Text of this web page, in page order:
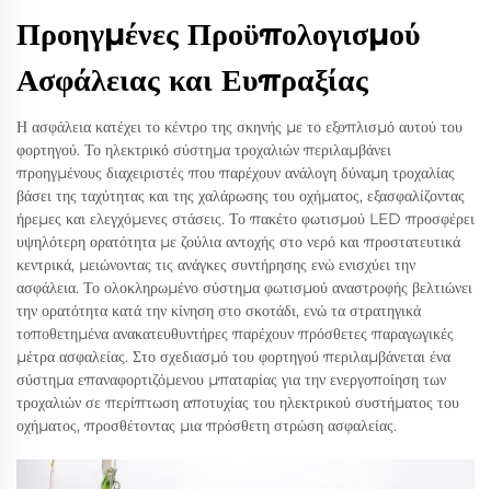
Προηγμένες Προϋπολογισμού
Ασφάλειας και Ευπραξίας
Η ασφάλεια κατέχει το κέντρο της σκηνής με το εξοπλισμό αυτού του
φορτηγού. Το ηλεκτρικό σύστημα τροχαλιών περιλαμβάνει
προηγμένους διαχειριστές που παρέχουν ανάλογη δύναμη τροχαλίας
βάσει της ταχύτητας και της χαλάρωσης του οχήματος, εξασφαλίζοντας
ήρεμες και ελεγχόμενες στάσεις. Το πακέτο φωτισμού LED προσφέρει
υψηλότερη ορατότητα με ζούλια αντοχής στο νερό και προστατευτικά
κεντρικά, μειώνοντας τις ανάγκες συντήρησης ενώ ενισχύει την
ασφάλεια. Το ολοκληρωμένο σύστημα φωτισμού αναστροφής βελτιώνει
την ορατότητα κατά την κίνηση στο σκοτάδι, ενώ τα στρατηγικά
τοποθετημένα ανακατευθυντήρες παρέχουν πρόσθετες παραγωγικές
μέτρα ασφαλείας. Στο σχεδιασμό του φορτηγού περιλαμβάνεται ένα
σύστημα επαναφορτιζόμενου μπαταρίας για την ενεργοποίηση των
τροχαλιών σε περίπτωση αποτυχίας του ηλεκτρικού συστήματος του
οχήματος, προσθέτοντας μια πρόσθετη στρώση ασφαλείας.